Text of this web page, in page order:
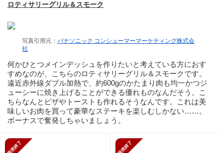
ロティサリーグリル＆スモーク
写真引用元： パナソニック コンシューマーマーケティング株式会
社
何かひとつメインデッシュを作りたいと考えている方におす
すめなのが、こちらのロティサリーグリル＆スモークです。
遠近赤外線ダブル加熱で、約600gのかたまり肉も均一かつジ
ューシーに焼き上げることができる優れものなんだそう。こ
ちらなんとピザやトーストも作れるそうなんです。これは美
味しいお肉を買って豪華なステーキを楽しむしかない……。
ボーナスで奮発しちゃいましょう。